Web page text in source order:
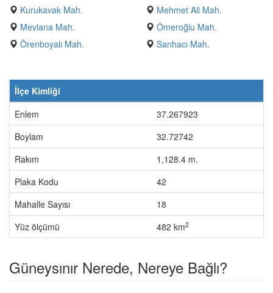
Kurukavak Mah.
Mehmet Ali Mah.
Mevlana Mah.
Ömeroğlu Mah.
Örenboyalı Mah.
Sarıhacı Mah.
İlçe Kimliği
Enlem
37.267923
Boylam
32.72742
Rakım
1,128.4 m.
Plaka Kodu
42
Mahalle Sayısı
18
Yüz ölçümü
482 km2
Güneysınır Nerede, Nereye Bağlı?